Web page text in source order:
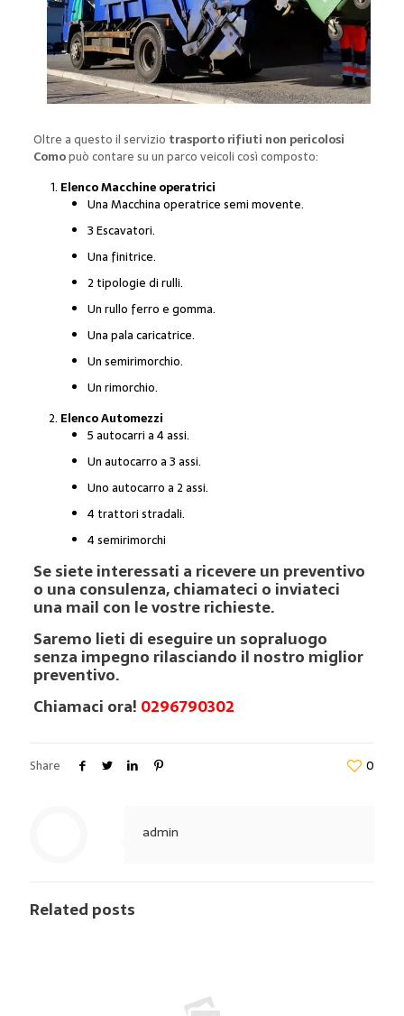
Oltre a questo il servizio trasporto rifiuti non pericolosi
Comopuò contare su un parco veicoli così composto:
Elenco Macchine operatrici
Una Macchina operatrice semi movente.
3 Escavatori.
Una finitrice.
2 tipologie di rulli.
Un rullo ferro e gomma.
Una pala caricatrice.
Un semirimorchio.
Un rimorchio.
Elenco Automezzi
5 autocarri a 4 assi.
Un autocarro a 3 assi.
Uno autocarro a 2 assi.
4 trattori stradali.
4 semirimorchi
Se siete interessati a ricevere un preventivo
o una consulenza, chiamateci o inviateci
una mail con le vostre richieste.
Saremo lieti di eseguire un sopraluogo
senza impegno rilasciando il nostro miglior
preventivo.
Chiamaci ora! 0296790302
Share 0
admin
Related posts